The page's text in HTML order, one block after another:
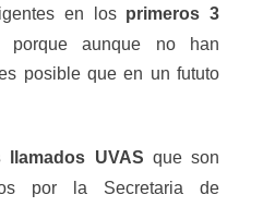
en los primeros 3
aunque no han
posible que en un fututo
llamados UVAS que son
por la Secretaria de